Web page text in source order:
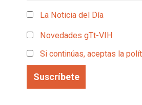
La Noticia del Día
Novedades gTt-VIH
Si continúas, aceptas la